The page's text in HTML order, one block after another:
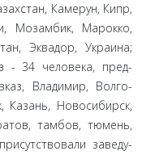
Камерун, Кипр,
Мозамбик, Марокко,
Эквадор, Украи­на;
- 34 человека, пред­
Владимир, Волго­
Казань, Новосибирск,
тамбов, тюмень,
заведу­